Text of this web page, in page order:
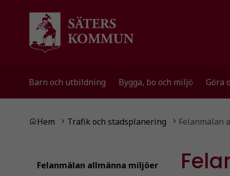
Barn och utbildning Bygga, bo och miljö Göra
Du är här:
Hem Trafik och stadsplanering Felanmälan
Felanmälan allmänna miljöer